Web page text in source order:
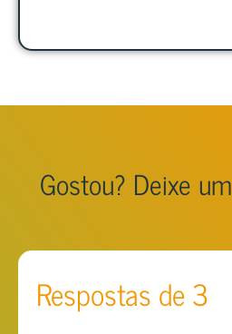
Gostou? Deixe um
Respostas de 3